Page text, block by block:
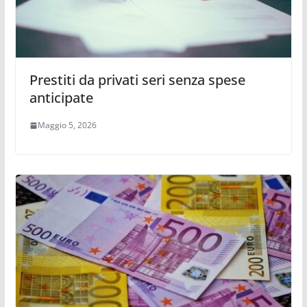
Prestiti da privati seri senza spese
anticipate
Maggio 5, 2026